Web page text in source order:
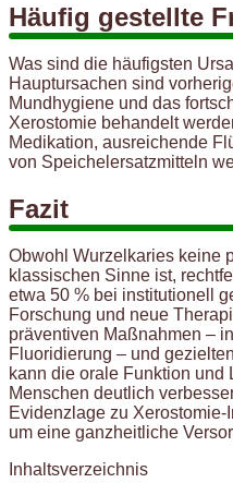
Häufig gestellte
Was sind die häufigsten
Hauptursachen sind
Mundhygiene und das
Xerostomie behandelt
Medikation, ausreichende
von Speichelersatzmitteln
Fazit
Obwohl Wurzelkaries keine
klassischen Sinne ist,
etwa 50 % bei institutionell
Forschung und neue
präventiven Maßnahmen –
Fluoridierung – und
kann die orale Funktion und
Menschen deutlich
Evidenzlage zu
um eine ganzheitliche
Inhaltsverzeichnis